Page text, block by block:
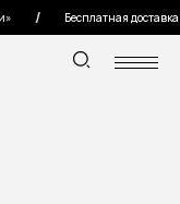
Бесплатная доставка